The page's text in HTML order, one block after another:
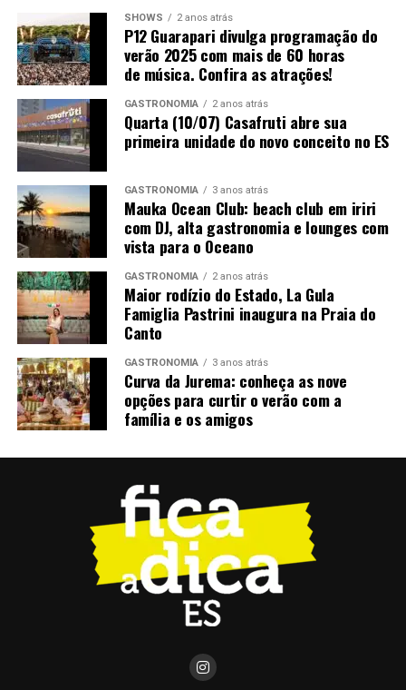
SHOWS 2 anos atrás
P12 Guarapari divulga programação do
verão 2025 com mais de 60 horas
de música. Confira as atrações!
GASTRONOMIA 2 anos atrás
Quarta (10/07) Casafruti abre sua
primeira unidade do novo conceito no ES
GASTRONOMIA 3 anos atrás
Mauka Ocean Club: beach club em iriri
com DJ, alta gastronomia e lounges com
vista para o Oceano
GASTRONOMIA 2 anos atrás
Maior rodízio do Estado, La Gula
Famiglia Pastrini inaugura na Praia do
Canto
GASTRONOMIA 3 anos atrás
Curva da Jurema: conheça as nove
opções para curtir o verão com a
família e os amigos